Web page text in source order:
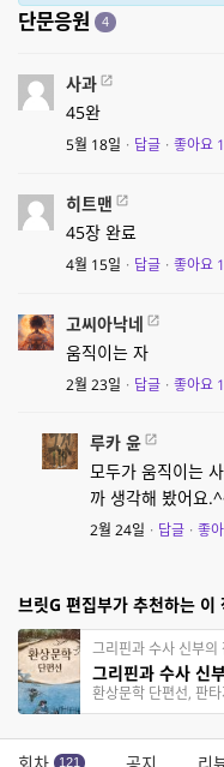
단문응원 4
사과
45완
5월 18일 · 답글 · 좋아요 1
히트맨
45장 완료
4월 15일 · 답글 · 좋아요 1
고씨아낙네
움직이는 자
2월 23일 · 답글 · 좋아요 1
루카 윤
모두가 움직이는
까 생각해 봤어요
2월 24일 · 답글 · 좋
브릿G 편집부가 추천하는 이
그리핀과 수사 신부의
그리핀과 수사 신
환상문학 단편선, 판타
121